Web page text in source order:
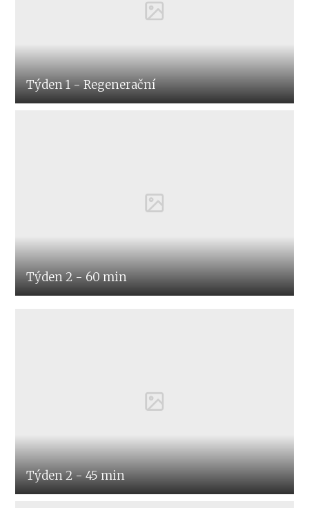
Týden 1 - Regenerační
Týden 2 - 60 min
Týden 2 - 45 min